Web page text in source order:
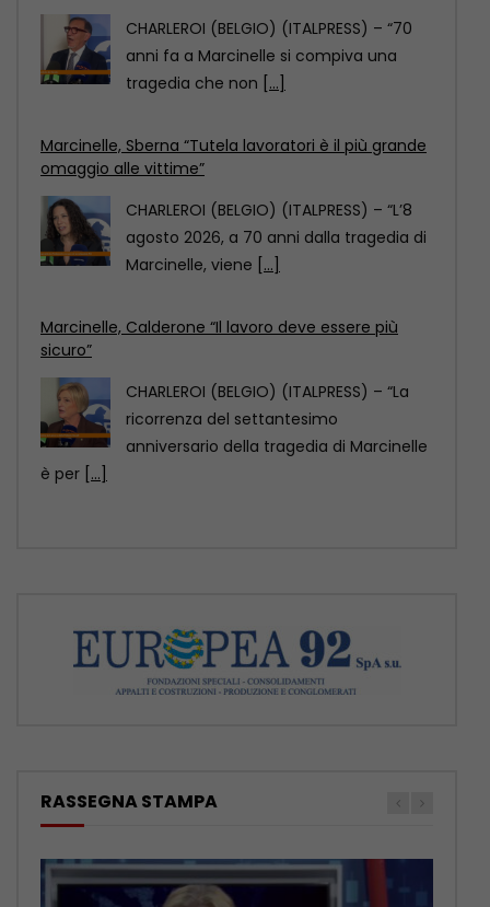
CHARLEROI (BELGIO) (ITALPRESS) – “L’8
agosto 2026, a 70 anni dalla tragedia di
Marcinelle, viene [...]
Marcinelle, Calderone “Il lavoro deve essere più
sicuro”
CHARLEROI (BELGIO) (ITALPRESS) – “La
ricorrenza del settantesimo
anniversario della tragedia di Marcinelle
Marcinelle, La Russa “Punto di svolta per la
sicurezza sul lavoro”
CHARLEROI (BELGIO) (ITALPRESS) – “70
anni fa a Marcinelle si compiva una
RASSEGNA STAMPA